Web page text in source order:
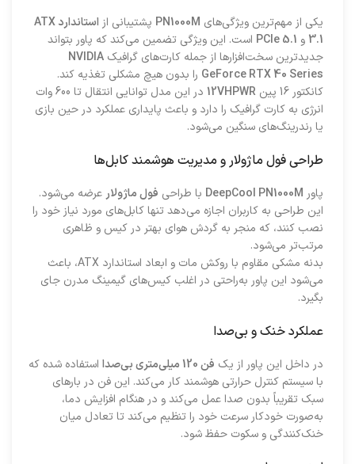
یکی از مهم‌ترین ویژگی‌های PN1000M پشتیبانی از
استاندارد ATX
3.1 و PCIe 5.1 است. این ویژگی تضمین می‌کند که پاور بتواند
جدیدترین سخت‌افزارها از جمله کارت‌های گرافیک NVIDIA
GeForce RTX 40 Series را بدون هیچ مشکلی تغذیه کند.
کانکتور 16 پین
12VHPWR
در این مدل توانایی انتقال تا 600 وات
انرژی به کارت گرافیک را دارد و باعث پایداری عملکرد در حین بازی
یا رندرینگ‌های سنگین می‌شود.
طراحی فول ماژولار و مدیریت هوشمند کابل‌ها
پاور DeepCool PN1000M با طراحی فول ماژولار عرضه می‌شود.
این طراحی به کاربران اجازه می‌دهد تنها کابل‌های مورد نیاز خود را
نصب کنند، که منجر به گردش هوای بهتر در کیس و ظاهری
مرتب‌تر می‌شود.
بدنه مشکی مقاوم با روکش مات و ابعاد استاندارد ATX، باعث
می‌شود این پاور به‌راحتی در اغلب کیس‌های گیمینگ مدرن جای
بگیرد.
عملکرد خنک و بی‌صدا
در داخل این پاور از یک فن 120 میلی‌متری بی‌صدا
استفاده شده که
با سیستم کنترل حرارتی هوشمند کار می‌کند. این فن در بارهای
سبک تقریباً بدون صدا عمل می‌کند و در هنگام افزایش دما،
به‌صورت خودکار سرعت خود را تنظیم می‌کند تا تعادل میان
خنک‌کنندگی و سکوت حفظ شود.